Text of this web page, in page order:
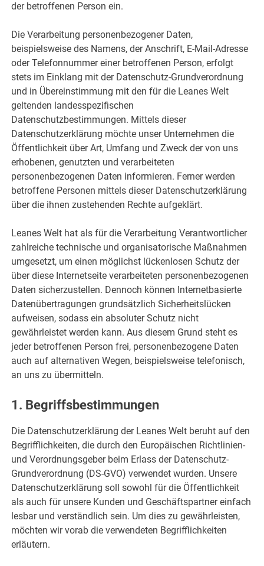
der betroffenen Person ein.
Die Verarbeitung personenbezogener Daten,
beispielsweise des Namens, der Anschrift, E-Mail-Adresse
oder Telefonnummer einer betroffenen Person, erfolgt
stets im Einklang mit der Datenschutz-Grundverordnung
und in Übereinstimmung mit den für die Leanes Welt
geltenden landesspezifischen
Datenschutzbestimmungen. Mittels dieser
Datenschutzerklärung möchte unser Unternehmen die
Öffentlichkeit über Art, Umfang und Zweck der von uns
erhobenen, genutzten und verarbeiteten
personenbezogenen Daten informieren. Ferner werden
betroffene Personen mittels dieser Datenschutzerklärung
über die ihnen zustehenden Rechte aufgeklärt.
Leanes Welt hat als für die Verarbeitung Verantwortlicher
zahlreiche technische und organisatorische Maßnahmen
umgesetzt, um einen möglichst lückenlosen Schutz der
über diese Internetseite verarbeiteten personenbezogenen
Daten sicherzustellen. Dennoch können Internetbasierte
Datenübertragungen grundsätzlich Sicherheitslücken
aufweisen, sodass ein absoluter Schutz nicht
gewährleistet werden kann. Aus diesem Grund steht es
jeder betroffenen Person frei, personenbezogene Daten
auch auf alternativen Wegen, beispielsweise telefonisch,
an uns zu übermitteln.
1. Begriffsbestimmungen
Die Datenschutzerklärung der Leanes Welt beruht auf den
Begrifflichkeiten, die durch den Europäischen Richtlinien-
und Verordnungsgeber beim Erlass der Datenschutz-
Grundverordnung (DS-GVO) verwendet wurden. Unsere
Datenschutzerklärung soll sowohl für die Öffentlichkeit
als auch für unsere Kunden und Geschäftspartner einfach
lesbar und verständlich sein. Um dies zu gewährleisten,
möchten wir vorab die verwendeten Begrifflichkeiten
erläutern.